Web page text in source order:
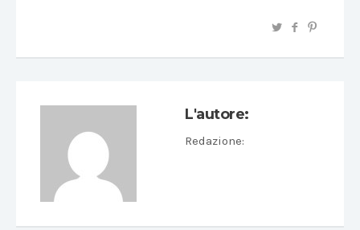
L'autore:
Redazione: